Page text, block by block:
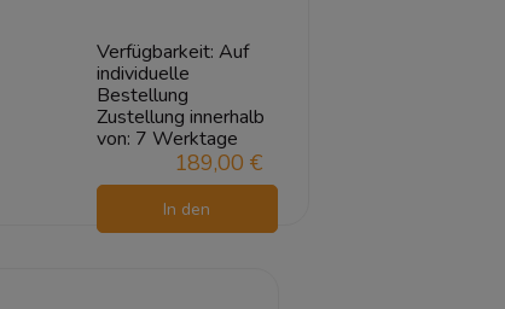
Verfügbarkeit: Auf
individuelle
Bestellung
Zustellung innerhalb
von: 7 Werktage
189,00 €
In den